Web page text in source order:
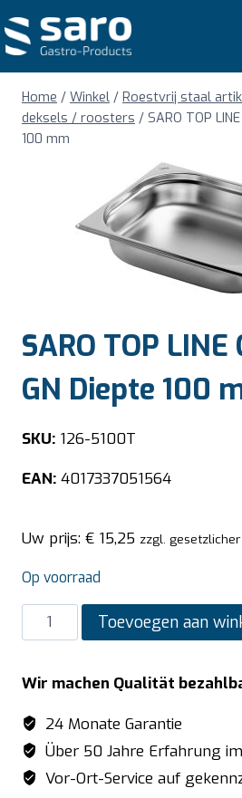
naar
inhoud
Home / Winkel / Roestvrij staal
deksels / roosters / SARO TOP
100 mm
SARO TOP
GN Diepte 100
SKU: 126-5100T
EAN: 4017337051564
Uw prijs: € 15,25 zzgl. gesetzlicher
Op voorraad
SARO
TOP
GN-
bak
1/2
GN
Diepte
Toevoegen aan
Wir machen Qualität
24 Monate Garantie
Über 50 Jahre Erfahrung
Vor-Ort-Service auf